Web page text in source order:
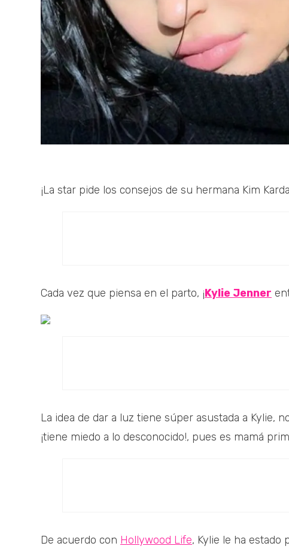
¡La star pide los consejos de su hermana Kim
Cada vez que piensa en el parto, ¡Kylie Jenner
La idea de dar a luz tiene súper asustada a Kylie,
¡tiene miedo a lo desconocido!, pues es mamá
De acuerdo con Hollywood Life, Kylie le ha estado